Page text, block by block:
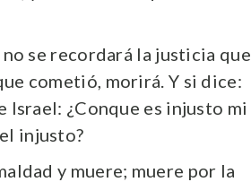
se recordará la justicia que
cometió, morirá. Y si dice:
Israel: ¿Conque es injusto mi
injusto?
y muere; muere por la